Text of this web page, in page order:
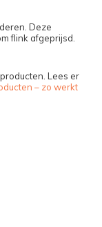
Deze
flink afgeprijsd.
Lees er
– zo werkt